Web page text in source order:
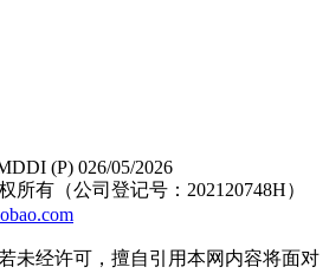
(P) 026/05/2026
所有（公司登记号：202120748H）
未经许可，擅自引用本网内容将面对